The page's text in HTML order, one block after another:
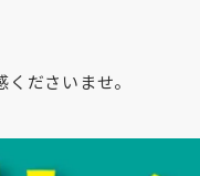
ださいませ。